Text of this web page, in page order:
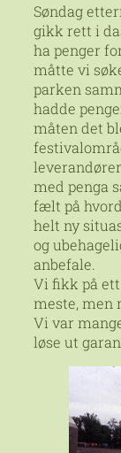
Søndag
gikk rett i
ha penger
måtte vi
parken
hadde
måten det
med penga
fælt på
helt ny
og
anbefale.
Vi fikk på
meste, men
Vi var
løse ut